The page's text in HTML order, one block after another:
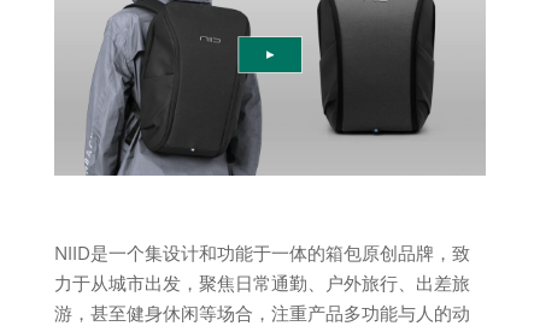
NIID是一个集设计和功能于一体的箱包原创品牌，致
力于从城市出发，聚焦日常通勤、户外旅行、出差旅
游，甚至健身休闲等场合，注重产品多功能与人的动